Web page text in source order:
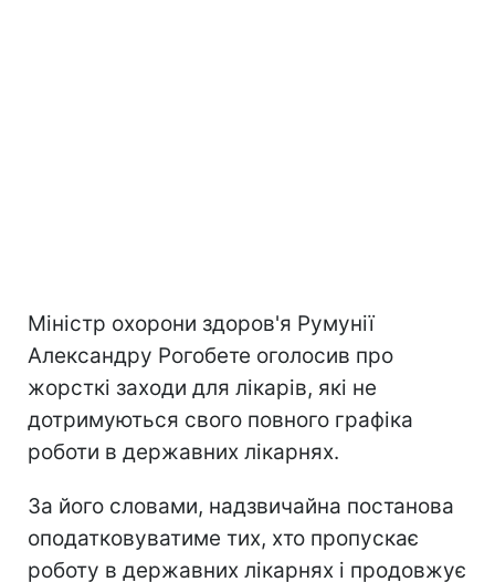
Міністр охорони здоров'я Румунії
Александру Рогобете оголосив про
жорсткі заходи для лікарів, які не
дотримуються свого повного графіка
роботи в державних лікарнях.
За його словами, надзвичайна постанова
оподатковуватиме тих, хто пропускає
роботу в державних лікарнях і продовжує